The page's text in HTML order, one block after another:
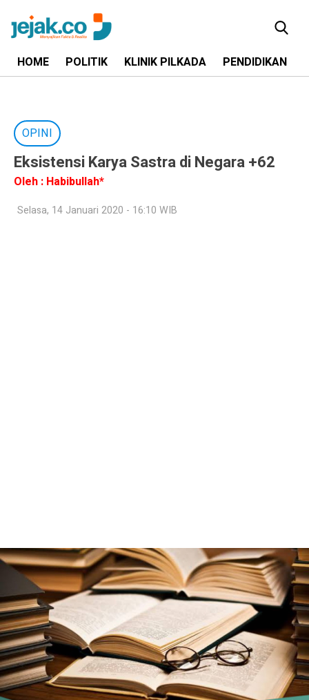
HOME POLITIK KLINIK PILKADA PENDIDIKAN
OPINI
Eksistensi Karya Sastra di Negara +62
Oleh : Habibullah*
Selasa, 14 Januari 2020 - 16:10 WIB